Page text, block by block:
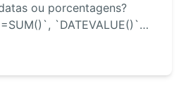
ou porcentagens?
`DATEVALUE()`
cálculo de subtração
comandos de texto